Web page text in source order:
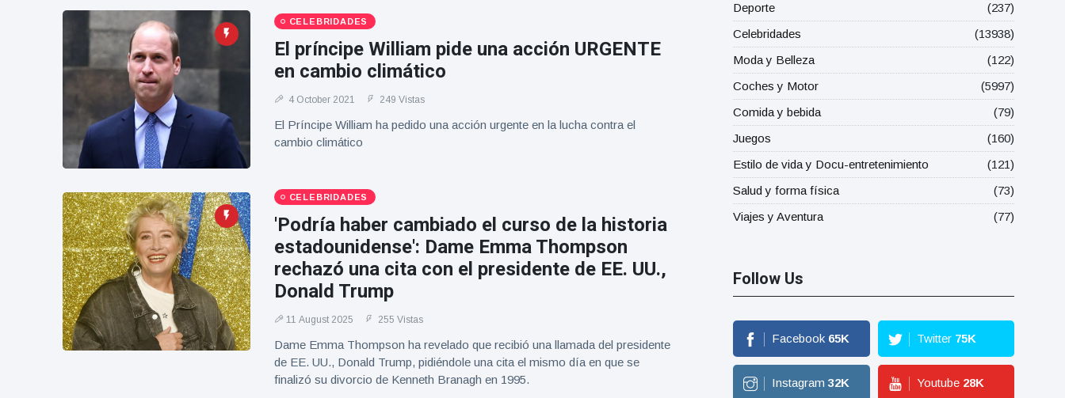
CELEBRIDADES
El príncipe William pide una acción URGENTE
en cambio climático
4 October 2021 249 Vistas
El Príncipe William ha pedido una acción urgente en la lucha contra el
cambio climático
CELEBRIDADES
'Podría haber cambiado el curso de la historia
estadounidense': Dame Emma Thompson
rechazó una cita con el presidente de EE. UU.,
Donald Trump
11 August 2025 255 Vistas
Dame Emma Thompson ha revelado que recibió una llamada del presidente
de EE. UU., Donald Trump, pidiéndole una cita el mismo día en que se
finalizó su divorcio de Kenneth Branagh en 1995.
Deporte
(237)
Celebridades
(13938)
Moda y Belleza
(122)
Coches y Motor
(5997)
Comida y bebida
(79)
Juegos
(160)
Estilo de vida y Docu-entretenimiento
(121)
Salud y forma física
(73)
Viajes y Aventura
(77)
Follow Us
Facebook 65K Twitter 75K
Instagram 32K Youtube 28K